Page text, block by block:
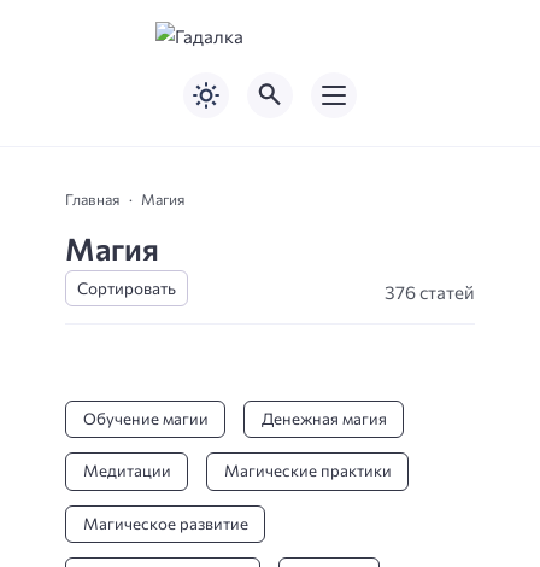
Главная Магия
Магия
376 статей
Обучение магии Денежная магия
Медитации Магические практики
Магическое развитие